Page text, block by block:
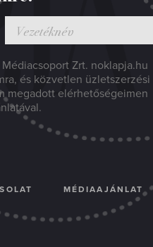
Zrt. noklapja.hu
és közvetlen üzletszerzési
megadott elérhetőségeimen
MÉDIAAJÁNLAT